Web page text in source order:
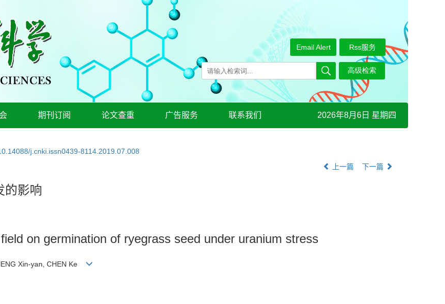
Rss服务
Email Alert
期刊订阅 论文查重 广告服务 联系我们 2026年8月6日 星期四
j.cnki.issn0439-8114.2019.07.008
上一篇 下一篇
的影响
on germination of ryegrass seed under uranium stress
Xin-yan, CHEN Ke